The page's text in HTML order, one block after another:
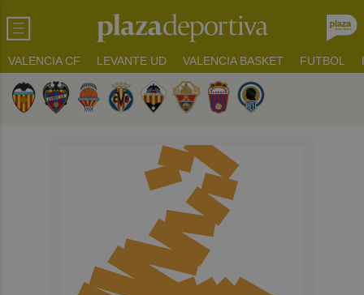
VALENCIA CF LEVANTE UD VALENCIA BASKET FUTBOL